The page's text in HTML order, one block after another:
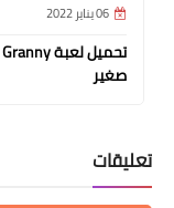
06 يناير 2022
صغير
تعليقات